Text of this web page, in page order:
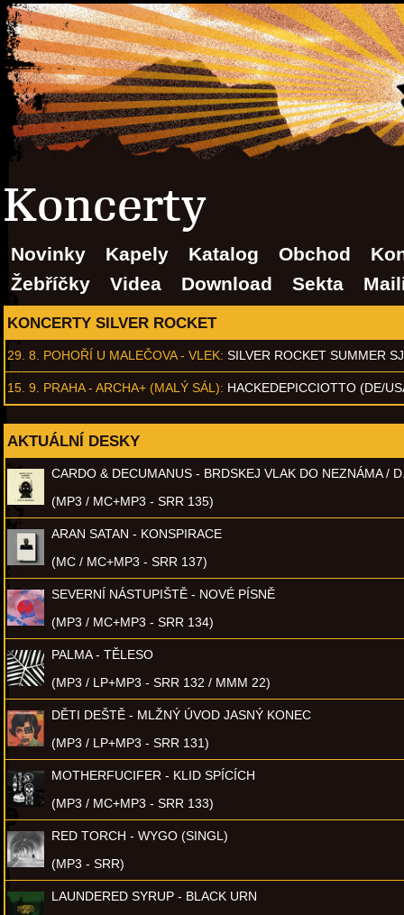
Koncerty
Novinky Kapely Katalog Obchod
Žebříčky
Videa Download Sekta
KONCERTY SILVER ROCKET
29. 8. POHOŘÍ U MALEČOVA - VLEK: SILVER ROCKET SUMMER
15. 9. PRAHA - ARCHA+ (MALÝ SÁL): HACKEDEPICCIOTTO (DE/
AKTUÁLNÍ DESKY
CARDO & DECUMANUS - BRDSKEJ VLAK DO NEZNÁMA /
(MP3 / MC+MP3 - SRR 135)
ARAN SATAN - KONSPIRACE
(MC / MC+MP3 - SRR 137)
SEVERNÍ NÁSTUPIŠTĚ - NOVÉ PÍSNĚ
(MP3 / MC+MP3 - SRR 134)
PALMA - TĚLESO
(MP3 / LP+MP3 - SRR 132 / MMM 22)
DĚTI DEŠTĚ - MLŽNÝ ÚVOD JASNÝ KONEC
(MP3 / LP+MP3 - SRR 131)
MOTHERFUCIFER - KLID SPÍCÍCH
(MP3 / MC+MP3 - SRR 133)
RED TORCH - WYGO (SINGL)
(MP3 - SRR)
LAUNDERED SYRUP - BLACK URN